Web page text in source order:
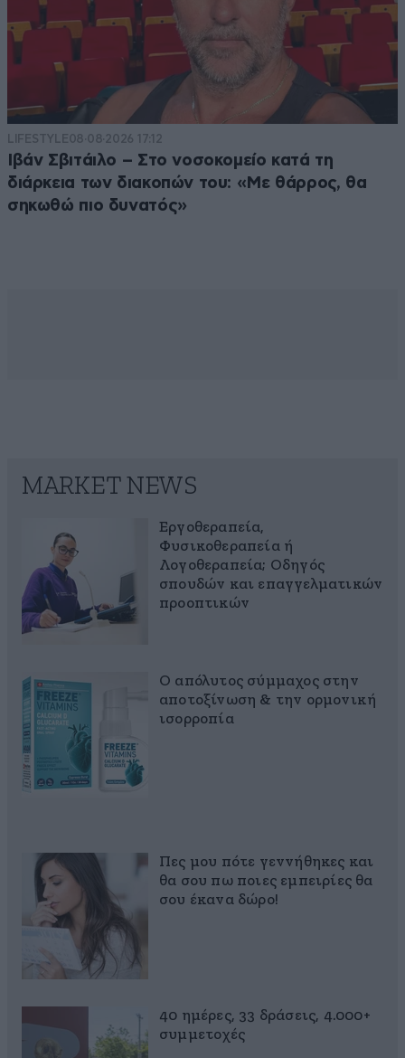
LIFESTYLE08·08·2026 17:12
Ιβάν Σβιτάιλο – Στο νοσοκομείο κατά τη
διάρκεια των διακοπών του: «Με θάρρος, θα
σηκωθώ πιο δυνατός»
MARKET NEWS
Εργοθεραπεία,
Φυσικοθεραπεία ή
Λογοθεραπεία; Οδηγός
σπουδών και επαγγελματικών
προοπτικών
Ο απόλυτος σύμμαχος στην
αποτοξίνωση & την ορμονική
ισορροπία
Πες μου πότε γεννήθηκες και
θα σου πω ποιες εμπειρίες θα
σου έκανα δώρο!
40 ημέρες, 33 δράσεις, 4.000+
συμμετοχές